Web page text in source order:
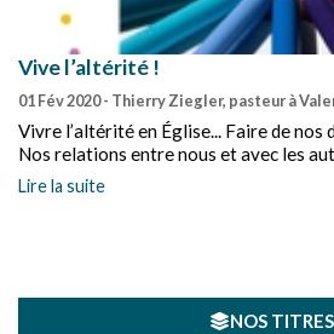
Vive l’altérité !
01 Fév 2020- Thierry Ziegler, pasteur à
Vivre l’altérité en Église... Faire de nos
Nos relations entre nous et avec les
des rencontres programmées en mars
l’ensemble Valence-Deux-Rives.
Lire la suite
NOS TITRES